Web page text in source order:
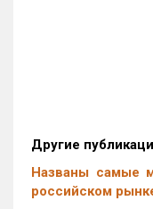
Другие
Названы самые
российском